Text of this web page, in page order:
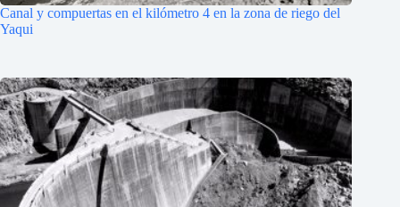
Canal y compuertas en el kilómetro 4 en la zona de riego del
Yaqui